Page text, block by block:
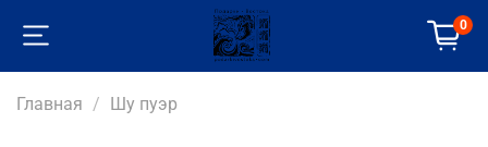
0
Главная Шу пуэр